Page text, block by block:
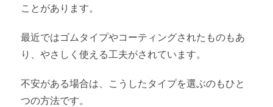
ことがあります。
最近ではゴムタイプやコーティングされたものもあ
り、やさしく使える工夫がされています。
不安がある場合は、こうしたタイプを選ぶのもひと
つの方法です。